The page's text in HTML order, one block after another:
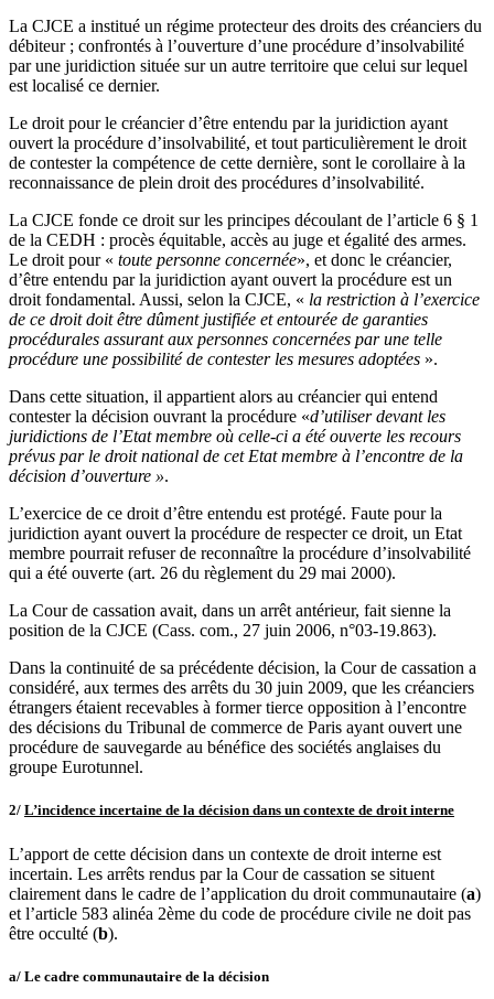
La CJCE a institué un régime protecteur des droits des créanciers du
débiteur ; confrontés à l’ouverture d’une procédure d’insolvabilité
par une juridiction située sur un autre territoire que celui sur lequel
est localisé ce dernier.
Le droit pour le créancier d’être entendu par la juridiction ayant
ouvert la procédure d’insolvabilité, et tout particulièrement le droit
de contester la compétence de cette dernière, sont le corollaire à la
reconnaissance de plein droit des procédures d’insolvabilité.
La CJCE fonde ce droit sur les principes découlant de l’article 6 § 1
de la CEDH : procès équitable, accès au juge et égalité des armes.
Le droit pour « toute personne concernée», et donc le créancier,
d’être entendu par la juridiction ayant ouvert la procédure est un
droit fondamental. Aussi, selon la CJCE, « la restriction à l’exercice
de ce droit doit être dûment justifiée et entourée de garanties
procédurales assurant aux personnes concernées par une telle
procédure une possibilité de contester les mesures adoptées ».
Dans cette situation, il appartient alors au créancier qui entend
contester la décision ouvrant la procédure «d’utiliser devant les
juridictions de l’Etat membre où celle-ci a été ouverte les recours
prévus par le droit national de cet Etat membre à l’encontre de la
décision d’ouverture ».
L’exercice de ce droit d’être entendu est protégé. Faute pour la
juridiction ayant ouvert la procédure de respecter ce droit, un Etat
membre pourrait refuser de reconnaître la procédure d’insolvabilité
qui a été ouverte (art. 26 du règlement du 29 mai 2000).
La Cour de cassation avait, dans un arrêt antérieur, fait sienne la
position de la CJCE (Cass. com., 27 juin 2006, n°03-19.863).
Dans la continuité de sa précédente décision, la Cour de cassation a
considéré, aux termes des arrêts du 30 juin 2009, que les créanciers
étrangers étaient recevables à former tierce opposition à l’encontre
des décisions du Tribunal de commerce de Paris ayant ouvert une
procédure de sauvegarde au bénéfice des sociétés anglaises du
groupe Eurotunnel.
2/ L’incidence incertaine de la décision dans un contexte de droit interne
L’apport de cette décision dans un contexte de droit interne est
incertain. Les arrêts rendus par la Cour de cassation se situent
clairement dans le cadre de l’application du droit communautaire (a)
et l’article 583 alinéa 2ème du code de procédure civile ne doit pas
être occulté (b).
a/ Le cadre communautaire de la décision